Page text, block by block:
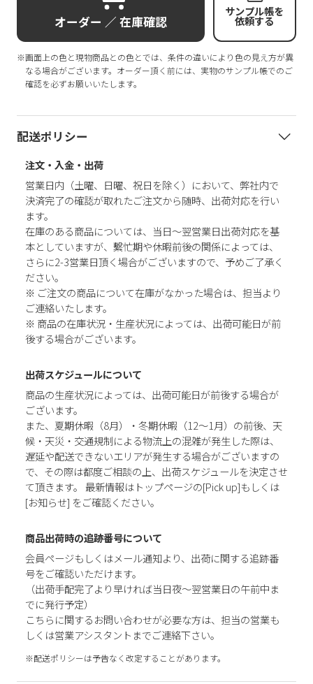
オーダー ／ 在庫確認
サンプル帳を
依頼する
※画面上の色と現物商品との色とでは、条件の違いにより色の見え方が異
なる場合がございます。オーダー頂く前には、実物のサンプル帳でのご
確認を必ずお願いいたします。
配送ポリシー
注文・入金・出荷
営業日内（土曜、日曜、祝日を除く）において、弊社内で
決済完了の確認が取れたご注文から随時、出荷対応を行い
ます。
在庫のある商品については、当日～翌営業日出荷対応を基
本としていますが、繫忙期や休暇前後の関係によっては、
さらに2-3営業日頂く場合がございますので、予めご了承く
ださい。
※ ご注文の商品について在庫がなかった場合は、担当より
ご連絡いたします。
※ 商品の在庫状況・生産状況によっては、出荷可能日が前
後する場合がございます。
出荷スケジュールについて
商品の生産状況によっては、出荷可能日が前後する場合が
ございます。
また、夏期休暇（8月）・冬期休暇（12～1月）の前後、天
候・天災・交通規制による物流上の混雑が発生した際は、
遅延や配送できないエリアが発生する場合がございますの
で、その際は都度ご相談の上、出荷スケジュールを決定させ
て頂きます。 最新情報はトップページの[Pick up]もしくは
[お知らせ] をご確認ください。
商品出荷時の追跡番号について
会員ページもしくはメール通知より、出荷に関する追跡番
号をご確認いただけます。
（出荷手配完了より早ければ当日夜～翌営業日の午前中ま
でに発行予定）
こちらに関するお問い合わせが必要な方は、担当の営業も
しくは営業アシスタントまでご連絡下さい。
※配送ポリシーは予告なく改定することがあります。